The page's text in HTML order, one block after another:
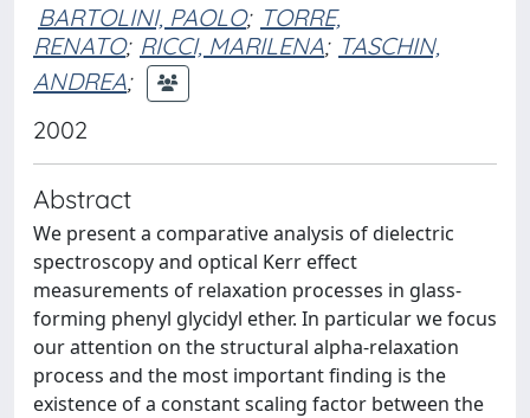
BARTOLINI, PAOLO; TORRE,
RENATO; RICCI, MARILENA; TASCHIN,
ANDREA;
2002
Abstract
We present a comparative analysis of dielectric
spectroscopy and optical Kerr effect
measurements of relaxation processes in glass-
forming phenyl glycidyl ether. In particular we focus
our attention on the structural alpha-relaxation
process and the most important finding is the
existence of a constant scaling factor between the